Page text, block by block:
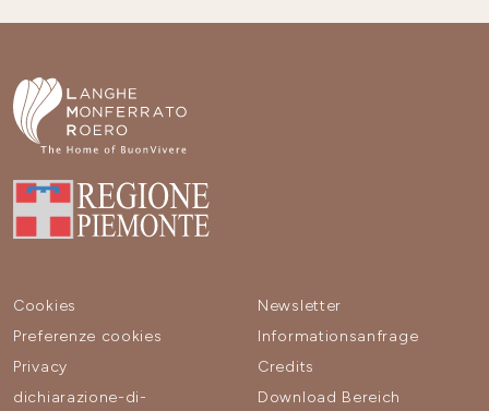
Cookies
Preferenze cookies
Privacy
dichiarazione-di-
Newsletter
Informationsanfrage
Credits
Download Bereich